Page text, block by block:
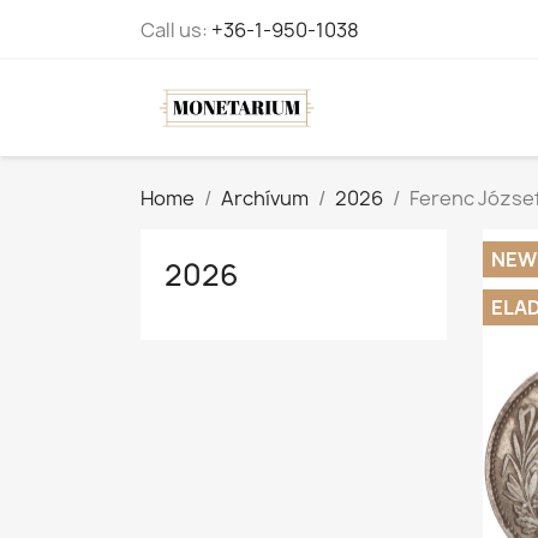
Call us: +36-1-950-1038
Home Archívum 2026 Ferenc
2026
NEW